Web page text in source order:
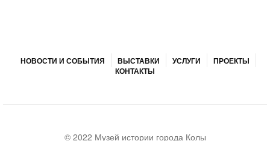
НОВОСТИ И СОБЫТИЯ ВЫСТАВКИ УСЛУГИ
ПРОЕКТЫ
КОНТАКТЫ
© 2022 Музей истории города Колы